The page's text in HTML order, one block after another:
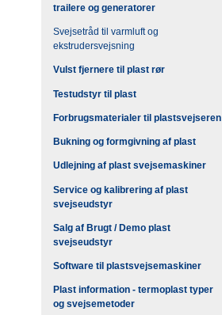
trailere og generatorer
Svejsetråd til varmluft og
ekstrudersvejsning
Vulst fjernere til plast rør
Testudstyr til plast
Forbrugsmaterialer til plastsvejseren
Bukning og formgivning af plast
Udlejning af plast svejsemaskiner
Service og kalibrering af plast
svejseudstyr
Salg af Brugt / Demo plast
svejseudstyr
Software til plastsvejsemaskiner
Plast information - termoplast typer
og svejsemetoder